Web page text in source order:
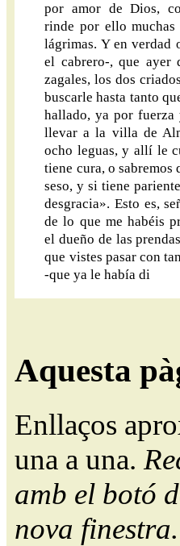
por amor de Dios,
rinde por ello
lágrimas. Y en verdad
el cabrero-, que ayer
zagales, los dos
buscarle hasta tanto
hallado, ya por fuerza
llevar a la villa de
ocho leguas, y allí le
tiene cura, o sabremos
seso, y si tiene
desgracia». Esto es,
de lo que me habéis
el dueño de las
que vistes pasar con
-que ya le había di
Aquesta
Enllaços
una a una.
amb el botó
nova finestra.